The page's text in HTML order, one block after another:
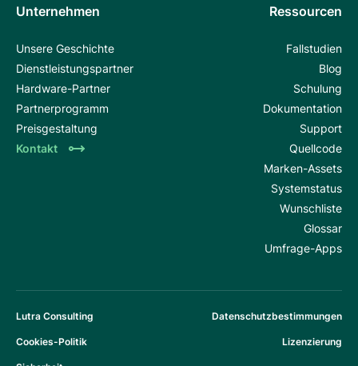
Unternehmen
Unsere Geschichte
Dienstleistungspartner
Hardware-Partner
Partnerprogramm
Preisgestaltung
Kontakt
Ressourcen
Fallstudien
Blog
Schulung
Dokumentation
Support
Quellcode
Marken-Assets
Systemstatus
Wunschliste
Glossar
Umfrage-Apps
Lutra Consulting Datenschutzbestimmungen
Cookies-Politik Lizenzierung